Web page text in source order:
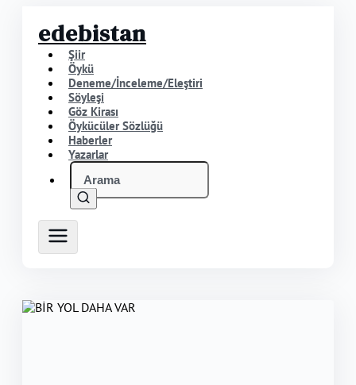
edebistan
Şiir
Öykü
Deneme/İnceleme/Eleştiri
Söyleşi
Göz Kirası
Öykücüler Sözlüğü
Haberler
Yazarlar